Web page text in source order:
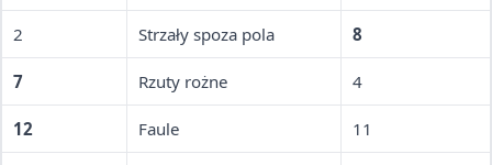
2 Strzały spoza pola 8
7 Rzuty rożne 4
12 Faule 11